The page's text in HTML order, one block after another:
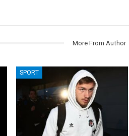
More From Author
SPORT